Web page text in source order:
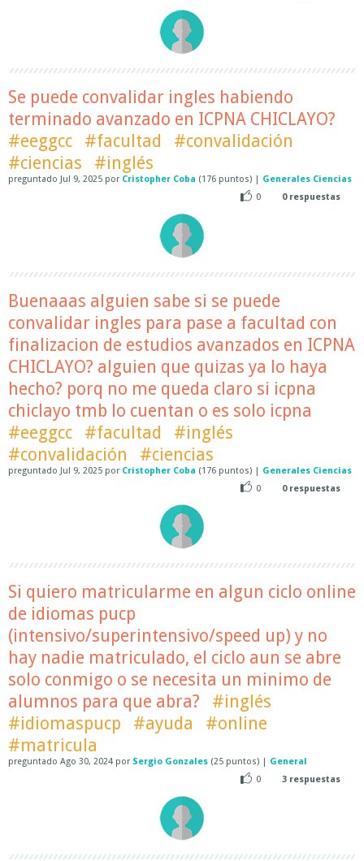
Se puede convalidar ingles habiendo
terminado avanzado en ICPNA CHICLAYO?
#eeggcc
#facultad
#convalidación
#ciencias
#inglés
preguntado Jul 9, 2025 por Cristopher Coba (176 puntos) | Generales Ciencias
0
0respuestas
Buenaaas alguien sabe si se puede
convalidar ingles para pase a facultad con
finalizacion de estudios avanzados en ICPNA
CHICLAYO? alguien que quizas ya lo haya
hecho? porq no me queda claro si icpna
chiclayo tmb lo cuentan o es solo icpna
#eeggcc
#facultad
#inglés
#convalidación
#ciencias
preguntado Jul 9, 2025 por Cristopher Coba (176 puntos) | Generales Ciencias
0
0respuestas
Si quiero matricularme en algun ciclo online
de idiomas pucp
(intensivo/superintensivo/speed up) y no
hay nadie matriculado, el ciclo aun se abre
solo conmigo o se necesita un minimo de
alumnos para que abra?
#inglés
#idiomaspucp
#ayuda
#online
#matricula
preguntado Ago 30, 2024 por Sergio Gonzales (25 puntos) | General
0
3 respuestas